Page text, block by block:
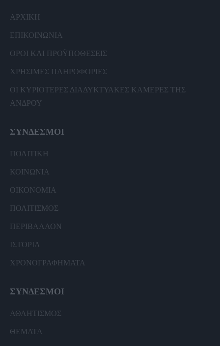
ΑΡΧΙΚΗ
ΕΠΙΚΟΙΝΩΝΙΑ
ΟΡΟΙ ΚΑΙ ΠΡΟΫΠΟΘΕΣΕΙΣ
ΧΡΗΣΙΜΕΣ ΠΛΗΡΟΦΟΡΙΕΣ
ΟΙ ΚΥΡΙΟΤΕΡΕΣ ΔΙΑΔΥΚΤΥΑΚΕΣ ΚΑΜΕΡΕΣ ΤΗΣ
ΑΝΔΡΟΥ
ΣΥΝΔΕΣΜΟΙ
ΠΟΛΙΤΙΚΗ
ΚΟΙΝΩΝΙΑ
ΟΙΚΟΝΟΜΙΑ
ΠΟΛΙΤΙΣΜΟΣ
ΠΕΡΙΒΑΛΛΟΝ
ΙΣΤΟΡΙΑ
ΧΡΟΝΟΓΡΑΦΗΜΑΤΑ
ΣΥΝΔΕΣΜΟΙ
ΑΘΛΗΤΙΣΜΟΣ
ΘΕΜΑΤΑ